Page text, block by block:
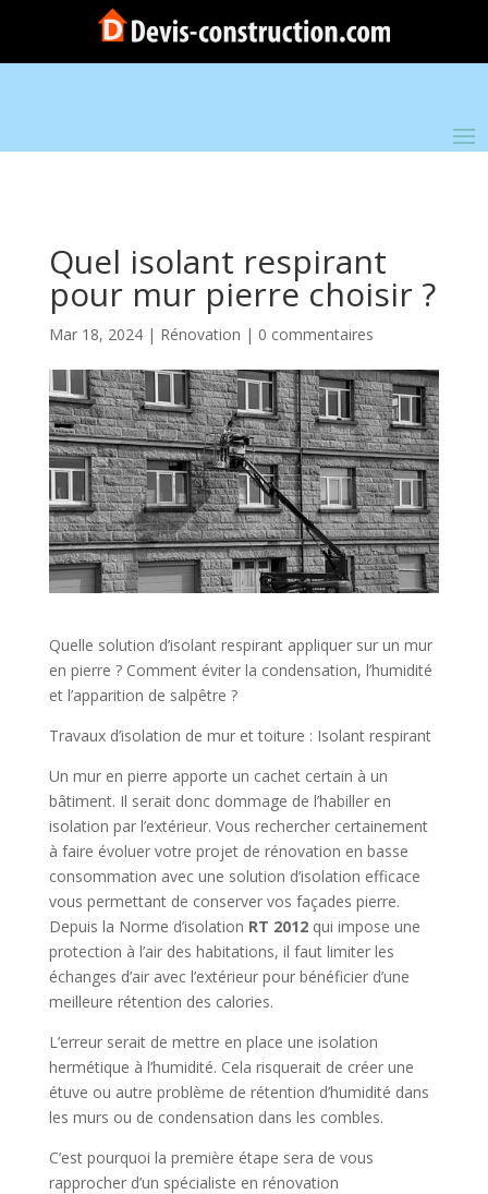
Quel isolant respirant
pour mur pierre choisir ?
Mar 18, 2024| Rénovation | 0 commentaires
Quelle solution d’isolant respirant appliquer sur un mur
en pierre ? Comment éviter la condensation, l’humidité
et l’apparition de salpêtre ?
Travaux d’isolation de mur et toiture : Isolant respirant
Un mur en pierre apporte un cachet certain à un
bâtiment. Il serait donc dommage de l’habiller en
isolation par l’extérieur. Vous rechercher certainement
à faire évoluer votre projet de rénovation en basse
consommation avec une solution d’isolation efficace
vous permettant de conserver vos façades pierre.
Depuis la Norme d’isolation RT 2012qui impose une
protection à l’air des habitations, il faut limiter les
échanges d’air avec l’extérieur pour bénéficier d’une
meilleure rétention des calories.
L’erreur serait de mettre en place une isolation
hermétique à l’humidité. Cela risquerait de créer une
étuve ou autre problème de rétention d’humidité dans
les murs ou de condensation dans les combles.
C’est pourquoi la première étape sera de vous
rapprocher d’un spécialiste en rénovation